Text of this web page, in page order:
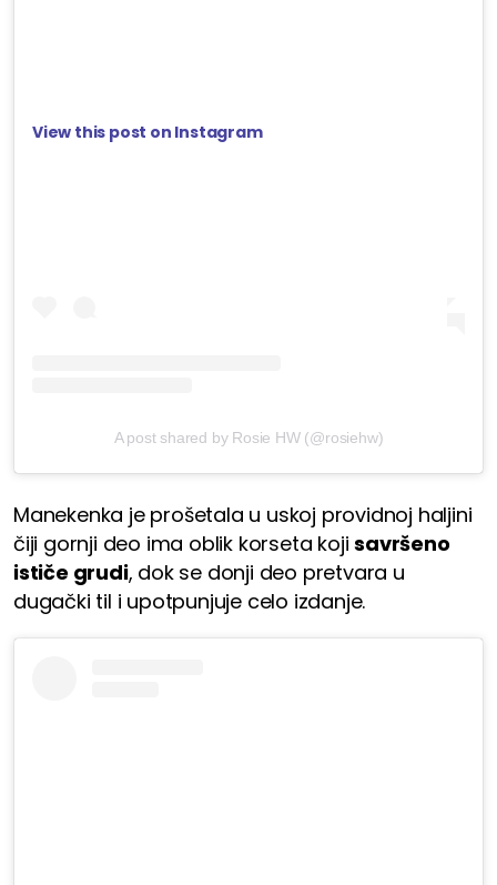
View this post on Instagram
A post shared by Rosie HW (@rosiehw)
Manekenka je prošetala u uskoj providnoj haljini
čiji gornji deo ima oblik korseta kojisavršeno
ističe grudi, dok se donji deo pretvara u
dugački til i upotpunjuje celo izdanje.